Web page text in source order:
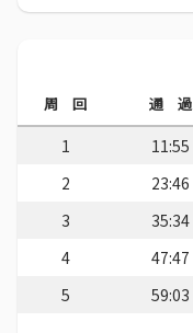
周 回 通 過
1 11:55
2
23:46
3
35:34
4
47:47
5
59:03